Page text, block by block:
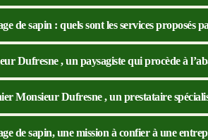
de sapin : quels sont les services proposés
Dufresne , un paysagiste qui procède à
Monsieur Dufresne , un prestataire
de sapin, une mission à confier à une